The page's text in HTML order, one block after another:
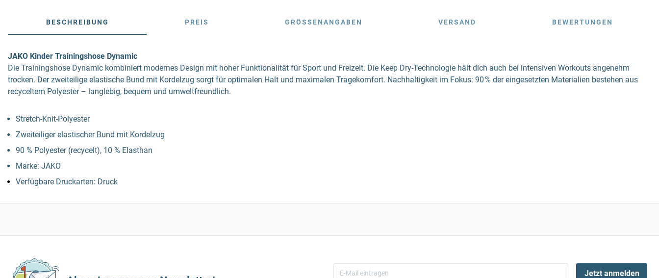
BESCHREIBUNG PREIS GRÖSSENANGABEN VERSAND BEWERTUNGEN
JAKO Kinder Trainingshose Dynamic
Die Trainingshose Dynamic kombiniert modernes Design mit hoher Funktionalität für Sport und Freizeit. Die Keep Dry-Technologie hält dich auch bei intensiven Workouts angenehm
trocken. Der zweiteilige elastische Bund mit Kordelzug sorgt für optimalen Halt und maximalen Tragekomfort. Nachhaltigkeit im Fokus: 90 % der eingesetzten Materialien bestehen aus
recyceltem Polyester – langlebig, bequem und umweltfreundlich.
Stretch-Knit-Polyester
Zweiteiliger elastischer Bund mit Kordelzug
90 % Polyester (recycelt), 10 % Elasthan
Marke: JAKO
Verfügbare Druckarten: Druck
Jetzt anmelden